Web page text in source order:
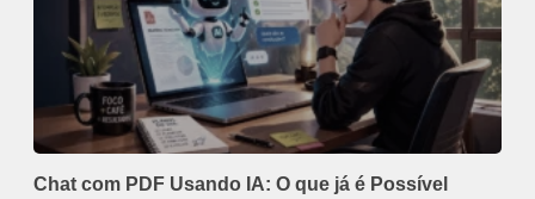
Chat com PDF Usando IA: O que já é Possível